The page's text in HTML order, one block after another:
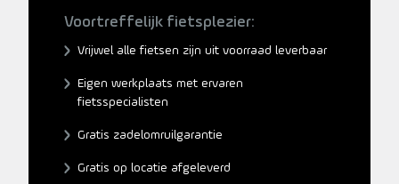
Voortreffelijk fietsplezier:
Vrijwel alle fietsen zijn uit voorraad leverbaar
Eigen werkplaats met ervaren
fietsspecialisten
Gratis zadelomruilgarantie
Gratis op locatie afgeleverd